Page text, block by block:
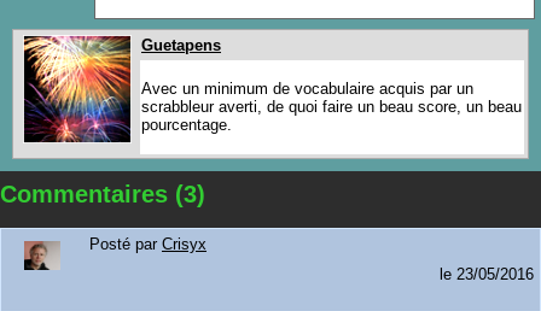
Guetapens
Avec un minimum de vocabulaire acquis par un
scrabbleur averti, de quoi faire un beau score, un beau
pourcentage.
Commentaires (3)
Posté par Crisyx
le 23/05/2016